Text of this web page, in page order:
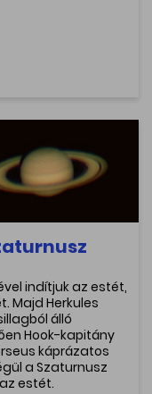
indítjuk az estét,
Majd Herkules
álló
Hook-kapitány
káprázatos
a Szaturnusz
estét.